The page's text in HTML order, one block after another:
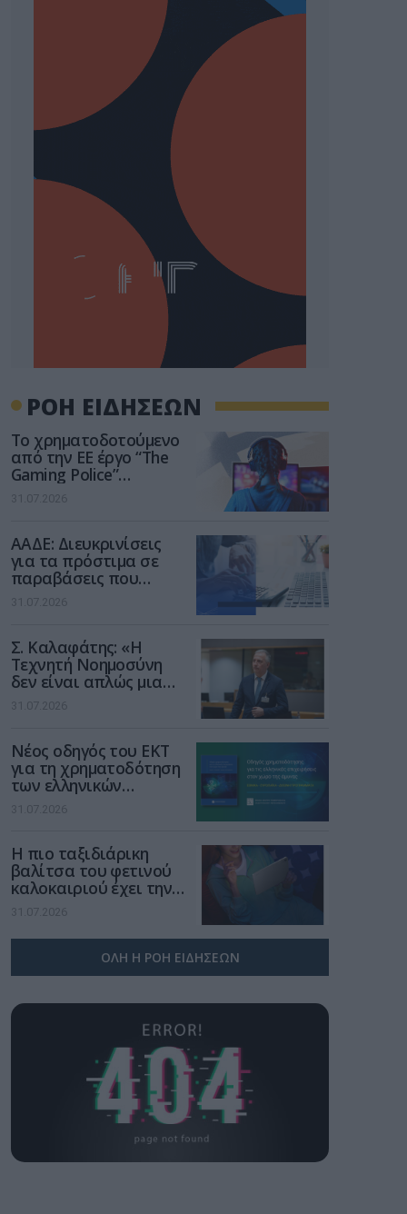
ΡΟΗ ΕΙΔΗΣΕΩΝ
Το χρηματοδοτούμενο
από την ΕΕ έργο “The
Gaming Police”
ενισχύει την ασφάλεια
των παιδιών στο
31.07.2026
ΑΑΔΕ: Διευκρινίσεις
για τα πρόστιμα σε
παραβάσεις που
αφορούν τους ΦΗΜ
31.07.2026
Σ. Καλαφάτης: «Η
Τεχνητή Νοημοσύνη
δεν είναι απλώς μια
νέα τεχνολογία, είναι
μια νέα βιομηχανική
31.07.2026
Νέος οδηγός του ΕΚΤ
για τη χρηματοδότηση
των ελληνικών
επιχειρήσεων στον
χώρο της άμυνας
31.07.2026
Η πιο ταξιδιάρικη
βαλίτσα του φετινού
καλοκαιριού έχει την
υπογραφή της Xiaomi
31.07.2026
ΟΛΗ Η ΡΟΗ ΕΙΔΗΣΕΩΝ